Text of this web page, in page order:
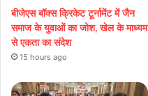
बीजेएस बॉक्स क्रिकेट टूर्नामेंट में जैन
समाज के युवाओं का जोश, खेल के माध्यम
से एकता का संदेश
15 hours ago